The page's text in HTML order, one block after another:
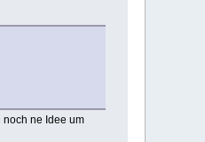
ne Idee um